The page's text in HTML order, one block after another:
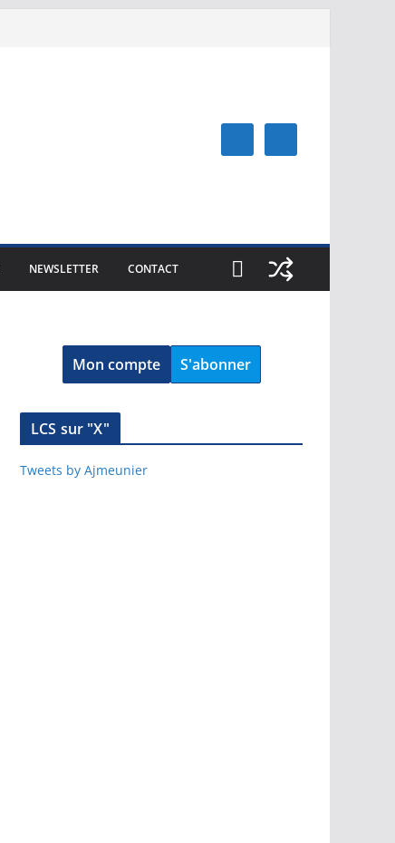
NEWSLETTER CONTACT
Mon compte S'abonner
LCS sur "X"
Tweets by Ajmeunier